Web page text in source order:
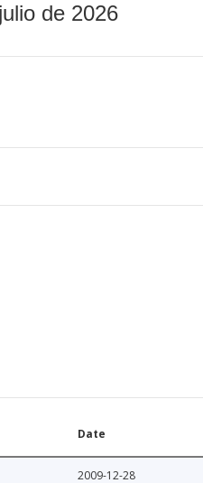
de 2026
Date
2009-12-28